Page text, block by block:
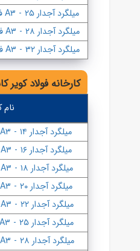
میلگرد آجدار ۲۵
- A۳ فایکو
میلگرد آجدار ۲۸
- A۳ فایکو
میلگرد آجدار ۳۲
- A۳ فایکو
کارخانه فولاد کویر
نام
میلگرد آجدار ۱۴
- A۳ کاشان
میلگرد آجدار ۱۶
- A۳ کاشان
میلگرد آجدار ۱۸
- A۳ کاشان
میلگرد آجدار ۲۰
- A۳ کاشان
میلگرد آجدار ۲۲
- A۳ کاشان
میلگرد آجدار ۲۵
- A۳ کاشان
میلگرد آجدار ۲۸
- A۳ کاشان